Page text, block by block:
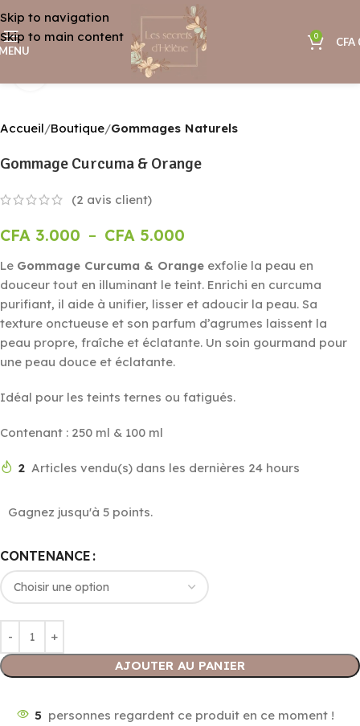
Skip to navigation
Skip to main content
0 CFA
Accueil Boutique Gommages Naturels
Gommage Curcuma & Orange
(2 avis client)
CFA 3.000 – CFA 5.000
Le Gommage Curcuma & Orange exfolie la peau en
douceur tout en illuminant le teint. Enrichi en curcuma
purifiant, il aide à unifier, lisser et adoucir la peau. Sa
texture onctueuse et son parfum d’agrumes laissent la
peau propre, fraîche et éclatante. Un soin gourmand pour
une peau douce et éclatante.
Idéal pour les teints ternes ou fatigués.
Contenant : 250 ml & 100 ml
2 Articles vendu(s) dans les dernières 24 hours
Gagnez jusqu'à 5 points.
CONTENANCE
AJOUTER AU PANIER
5 personnes regardent ce produit en ce moment !